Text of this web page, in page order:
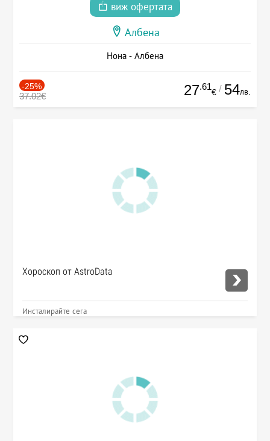
виж офертата
Албена
Нона - Албена
-25%
37.02€ 27.61
€ / 54лв.
Хороскоп от AstroData
Инсталирайте сега